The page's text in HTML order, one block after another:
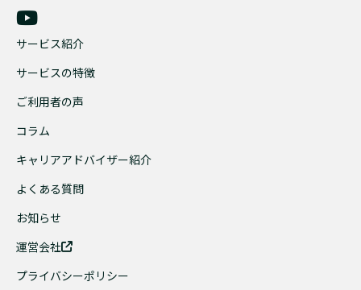
サービス紹介
サービスの特徴
ご利用者の声
コラム
キャリアアドバイザー紹介
よくある質問
お知らせ
運営会社
プライバシーポリシー